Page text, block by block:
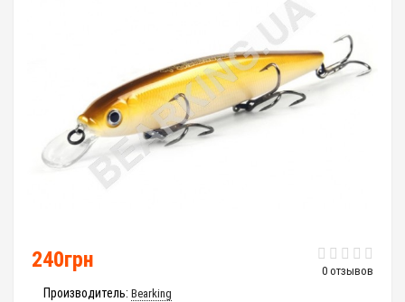
0 отзывов
240грн
Производитель: Bearking